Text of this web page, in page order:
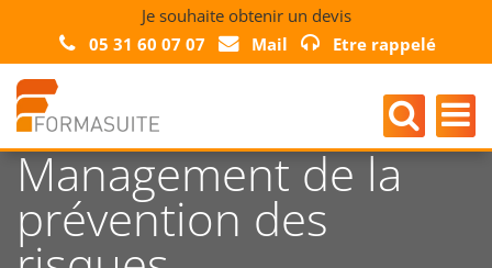
Je souhaite obtenir un devis
05 31 60 07 07
Mail Etre rappelé
Management de la
prévention des